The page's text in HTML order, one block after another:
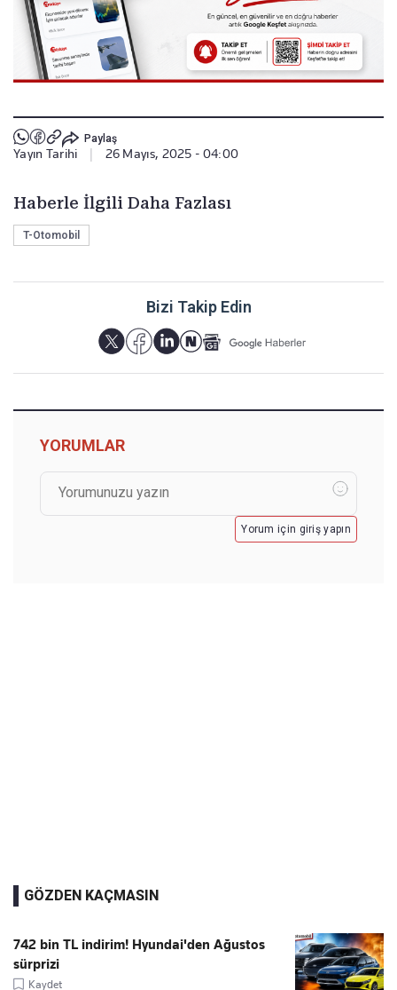
Paylaş
Yayın Tarihi 26 Mayıs, 2025 - 04:00
Haberle İlgili Daha Fazlası
T-Otomobil
Bizi Takip Edin
YORUMLAR
Yorum için giriş yapın
GÖZDEN KAÇMASIN
742 bin TL indirim! Hyundai'den Ağustos
sürprizi
Kaydet